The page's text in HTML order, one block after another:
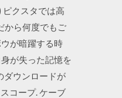
ピクスタでは高
から何度でもご
が暗躍する時
が失った記憶を
ダウンロードが
コープ. ケーブ